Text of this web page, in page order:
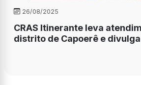
26/08/2025
CRAS Itinerante leva
distrito de Capoerê e